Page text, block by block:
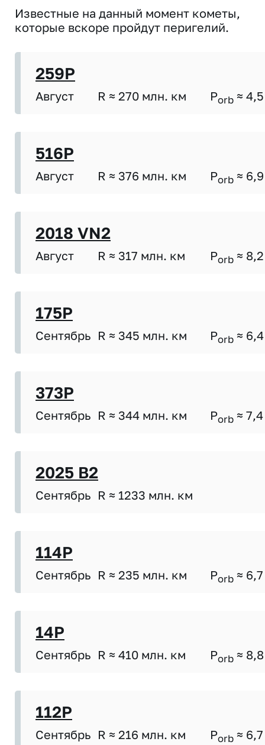
Известные на данный момент кометы,
которые вскоре пройдут перигелий.
259P
Август R ≈ 270 млн. км Porb ≈ 4,5
516P
Август R ≈ 376 млн. км Porb ≈ 6,9
2018 VN2
Август R ≈ 317 млн. км Porb ≈ 8,2
175P
Сентябрь R ≈ 345 млн. км Porb ≈ 6,4
373P
Сентябрь R ≈ 344 млн. км Porb ≈ 7,4
2025 B2
Сентябрь R ≈ 1233 млн. км
114P
Сентябрь R ≈ 235 млн. км Porb ≈ 6,7
14P
Сентябрь R ≈ 410 млн. км Porb ≈ 8,8
112P
Сентябрь R ≈ 216 млн. км Porb ≈ 6,7